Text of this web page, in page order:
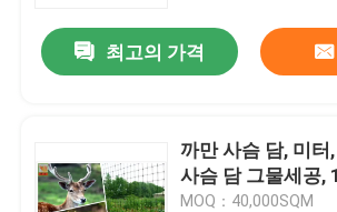
공장 여행
연락주세요
최고의 가격
까만 사슴 담, 미
사슴 담 그물세공,
MOQ：40,000SQM